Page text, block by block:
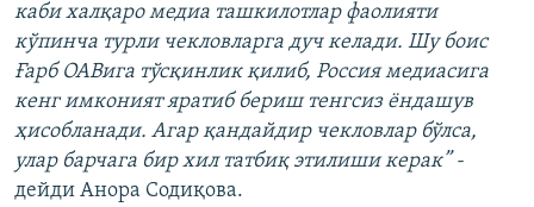
каби халқаро медиа ташкилотлар фаолияти
кўпинча турли чекловларга дуч келади. Шу боис
Ғарб ОАВига тўсқинлик қилиб, Россия медиасига
кенг имконият яратиб бериш тенгсиз ёндашув
ҳисобланади. Агар қандайдир чекловлар бўлса,
улар барчага бир хил татбиқ этилиши керак” -
дейди Анора Содиқова.